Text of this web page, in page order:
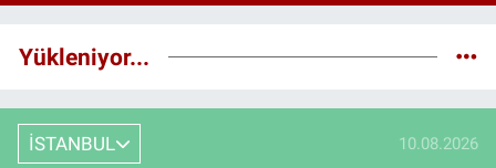
Yükleniyor...
İSTANBUL 10.08.2026